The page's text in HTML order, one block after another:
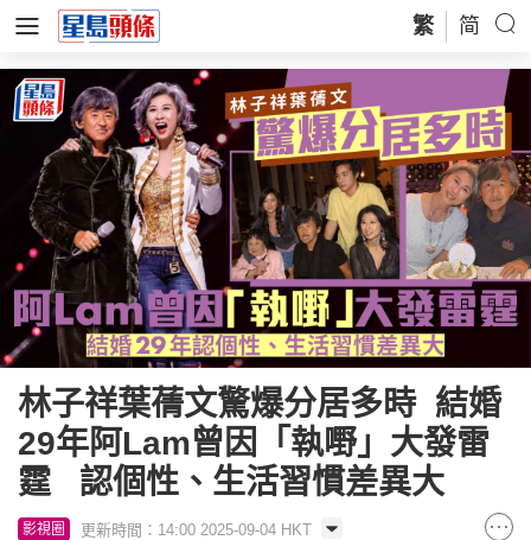
繁 简
林子祥葉蒨文驚爆分居多時 結婚
29年阿Lam曾因「執嘢」大發雷
霆 認個性、生活習慣差異大
影視圈 更新時間：14:00 2025-09-04 HKT